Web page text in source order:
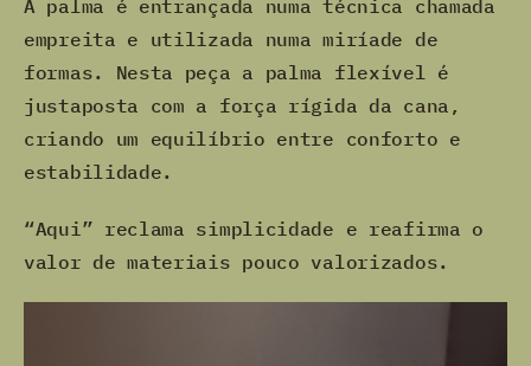
A palma é entrançada numa técnica chamada
empreita e utilizada numa miríade de
formas. Nesta peça a palma flexível é
justaposta com a força rígida da cana,
criando um equilíbrio entre conforto e
estabilidade.
“Aqui” reclama simplicidade e reafirma o
valor de materiais pouco valorizados.